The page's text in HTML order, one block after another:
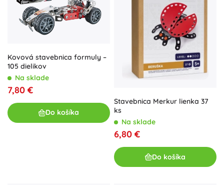
Kovová stavebnica formuly –
105 dielikov
Na sklade
7,80 €
Do košíka
Stavebnica Merkur lienka 37
ks
Na sklade
6,80 €
Do košíka